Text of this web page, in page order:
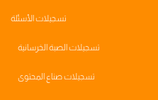
تسجيلات الأسئلة
تسجيلات الصبة الخرسانية
تسجيلات صناع المحتوى